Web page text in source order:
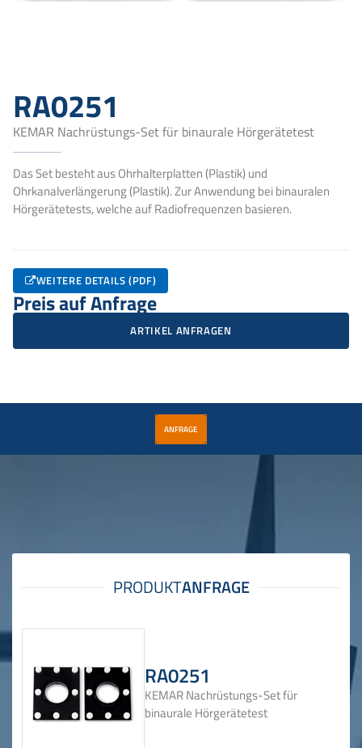
RA0251
KEMAR Nachrüstungs-Set für binaurale Hörgerätetest
Das Set besteht aus Ohrhalterplatten (Plastik) und
Ohrkanalverlängerung (Plastik). Zur Anwendung bei binauralen
Hörgerätetests, welche auf Radiofrequenzen basieren.
WEITERE DETAILS (PDF)
Preis auf Anfrage
ARTIKEL ANFRAGEN
ANFRAGE
RA0251
KEMAR Nachrüstungs-Set für
binaurale Hörgerätetest